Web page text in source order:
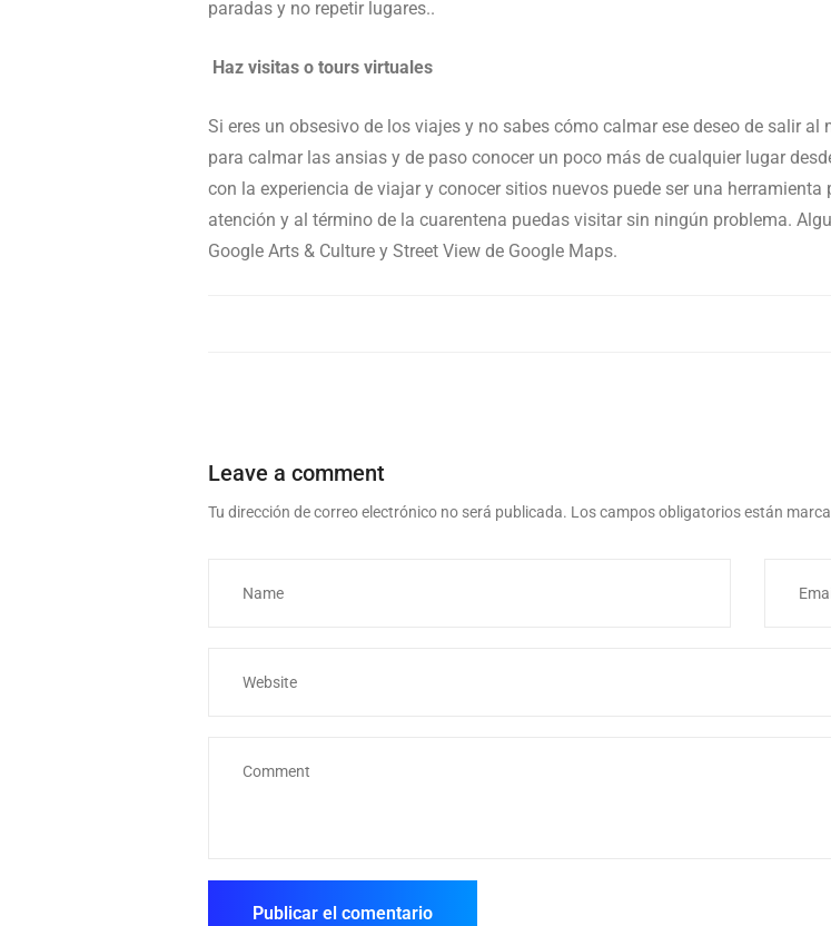
paradas y no repetir lugares..
Haz visitas o tours virtuales
Si eres un obsesivo de los viajes y no sabes cómo calmar ese deseo de salir
para calmar las ansias y de paso conocer un poco más de cualquier lugar
con la experiencia de viajar y conocer sitios nuevos puede ser una
atención y al término de la cuarentena puedas visitar sin ningún problema.
Google Arts & Culture y Street View de Google Maps.
Leave a comment
Tu dirección de correo electrónico no será publicada. Los campos obligatorios están